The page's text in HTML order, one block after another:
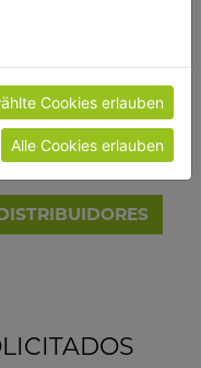
DE
de
Cookies erlauben
Alle Cookies erlauben